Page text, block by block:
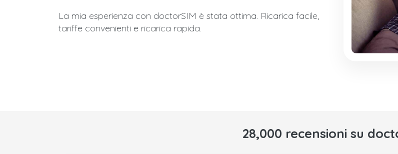
La mia esperienza con doctorSIM è stata ottima. Ricarica facile,
tariffe convenienti e ricarica rapida.
28,000 recensioni su